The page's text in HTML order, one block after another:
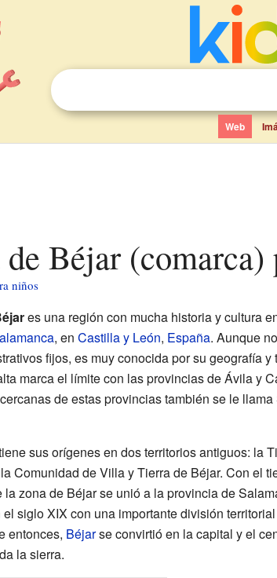
Web
de Béjar
niños
es una región con mucha historia y cultura
, en Castilla y León, España. Aunque
fijos, es muy conocida por su geografía y
marca el límite con las provincias de Ávila y
de estas provincias también se le llama
sus orígenes en dos territorios antiguos: la
Comunidad de Villa y Tierra de Béjar. Con el
la zona de Béjar se unió a la provincia de
siglo XIX con una importante división
entonces, Béjarse convirtió en la capital y el
la sierra.